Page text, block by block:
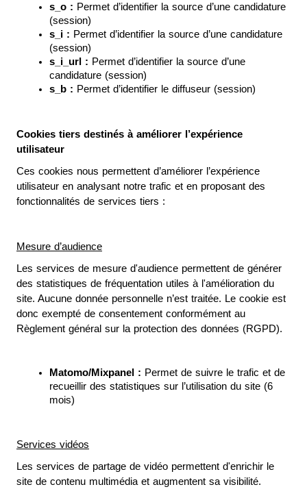
s_o : Permet d’identifier la source d’une candidature
(session)
s_i : Permet d’identifier la source d’une candidature
(session)
s_i_url : Permet d’identifier la source d’une
candidature (session)
s_b : Permet d’identifier le diffuseur (session)
Cookies tiers destinés à améliorer l’expérience
utilisateur
Ces cookies nous permettent d’améliorer l’expérience
utilisateur en analysant notre trafic et en proposant des
fonctionnalités de services tiers :
Mesure d’audience
Les services de mesure d'audience permettent de générer
des statistiques de fréquentation utiles à l'amélioration du
site. Aucune donnée personnelle n’est traitée. Le cookie est
donc exempté de consentement conformément au
Règlement général sur la protection des données (RGPD).
Matomo/Mixpanel : Permet de suivre le trafic et de
recueillir des statistiques sur l’utilisation du site (6
mois)
Services vidéos
Les services de partage de vidéo permettent d'enrichir le
site de contenu multimédia et augmentent sa visibilité.